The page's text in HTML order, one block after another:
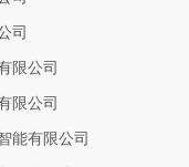
司
限公司
限公司
能有限公司